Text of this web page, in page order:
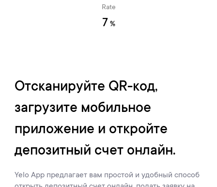
Rate
7 %
Отсканируйте QR-код,
загрузите мобильное
приложение и откройте
депозитный счет онлайн.
Yelo App предлагает вам простой и удобный способ